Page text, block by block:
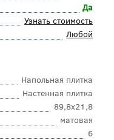
Да
Узнать стоимость
Любой
Напольная плитка
Настенная плитка
89,8x21,8
матовая
6